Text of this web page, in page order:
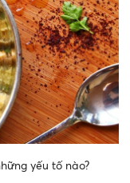
yếu tố nào?